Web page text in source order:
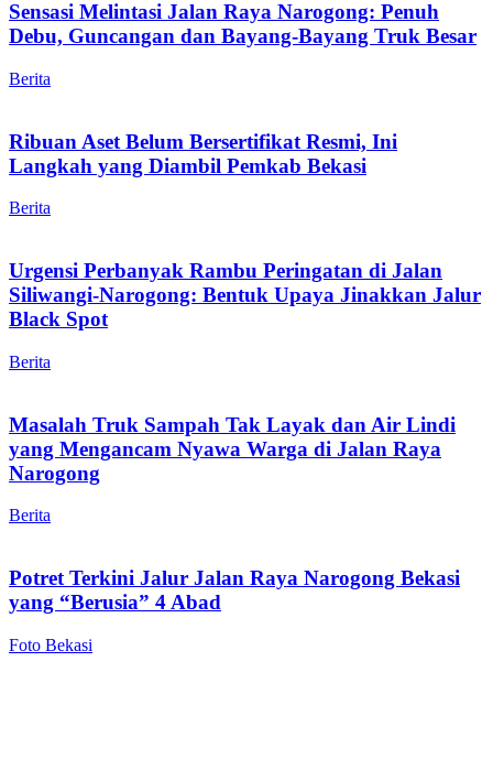
Sensasi Melintasi Jalan Raya Narogong: Penuh
Debu, Guncangan dan Bayang-Bayang Truk Besar
Berita
Ribuan Aset Belum Bersertifikat Resmi, Ini
Langkah yang Diambil Pemkab Bekasi
Berita
Urgensi Perbanyak Rambu Peringatan di Jalan
Siliwangi-Narogong: Bentuk Upaya Jinakkan Jalur
Black Spot
Berita
Masalah Truk Sampah Tak Layak dan Air Lindi
yang Mengancam Nyawa Warga di Jalan Raya
Narogong
Berita
Potret Terkini Jalur Jalan Raya Narogong Bekasi
yang “Berusia” 4 Abad
Foto Bekasi